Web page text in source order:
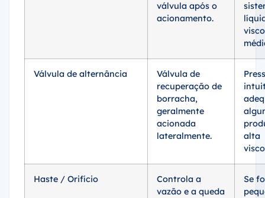
válvula após o
acionamento.
Válvula de alternância
Válvula de
recuperação de
borracha,
geralmente
acionada
lateralmente.
alta
Haste / Orifício
Controla a
vazão e a queda
Se